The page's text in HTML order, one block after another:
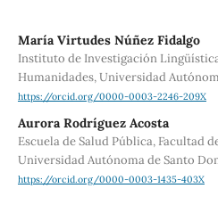
María Virtudes Núñez Fidalgo
Instituto de Investigación
Humanidades, Universidad
https://orcid.org/0000-0003-2246-209X
Aurora Rodríguez Acosta
Escuela de Salud Pública, Facultad
Universidad Autónoma de Santo
https://orcid.org/0000-0003-1435-403X